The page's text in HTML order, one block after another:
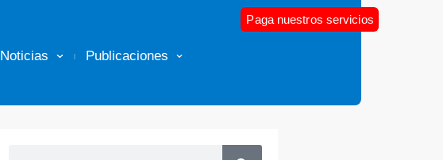
Noticias Publicaciones
Paga nuestros servicios